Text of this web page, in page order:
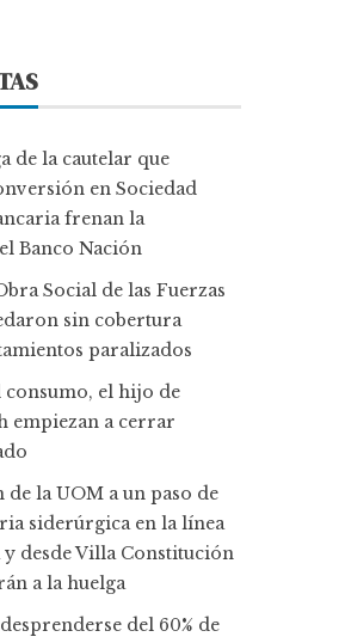
de la cautelar que
en Sociedad
frenan la
Banco Nación
Social de las Fuerzas
sin cobertura
paralizados
consumo, el hijo de
empiezan a cerrar
la UOM a un paso de
siderúrgica en la línea
y desde Villa Constitución
a la huelga
del 60% de